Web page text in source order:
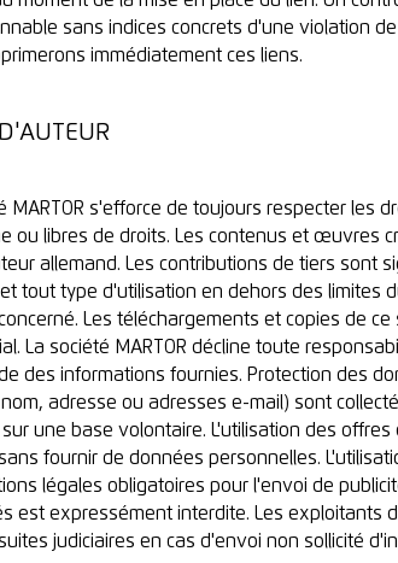
sans indices concrets d'une violation
immédiatement ces liens.
MARTOR s'efforce de toujours respecter
ou libres de droits. Les contenus et œuvres
allemand. Les contributions de tiers sont
tout type d'utilisation en dehors des limites
Les téléchargements et copies de
La société MARTOR décline toute
des informations fournies. Protection des
adresse ou adresses e-mail) sont
une base volontaire. L'utilisation des
fournir de données personnelles.
légales obligatoires pour l'envoi de
est expressément interdite. Les exploitants
judiciaires en cas d'envoi non sollicité